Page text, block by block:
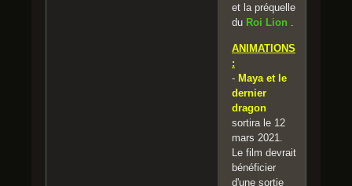
et la préquelle
du Roi Lion
ANIMATIONS
:
- Maya et le
dernier
dragon
sortira le 12
mars 2021.
Le film devrait
bénéficier
d'une sortie